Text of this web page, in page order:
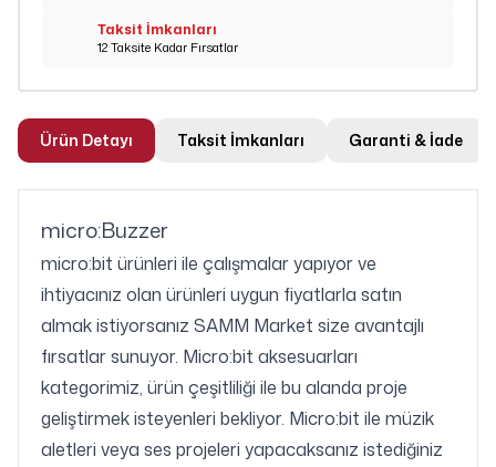
Taksit İmkanları
12 Taksite Kadar Fırsatlar
Ürün Detayı Taksit İmkanları Garanti & İade
micro:Buzzer
micro:bit ürünleri ile çalışmalar yapıyor ve
ihtiyacınız olan ürünleri uygun fiyatlarla satın
almak istiyorsanız SAMM Market size avantajlı
fırsatlar sunuyor. Micro:bit aksesuarları
kategorimiz, ürün çeşitliliği ile bu alanda proje
geliştirmek isteyenleri bekliyor. Micro:bit ile müzik
aletleri veya ses projeleri yapacaksanız istediğiniz